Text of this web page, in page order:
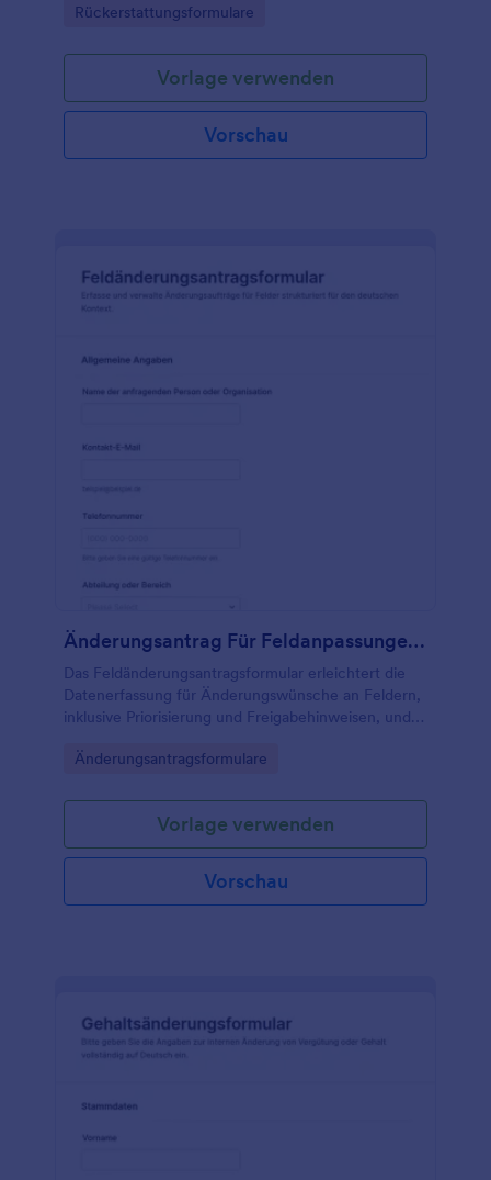
und Vertrieb in einem klaren Prozess mit Jotform.
Go to Category:
Rückerstattungsformulare
Vorlage verwenden
Vorschau
Änderungsantrag Für Feldanpassungen Formular
Das Feldänderungsantragsformular erleichtert die
Datenerfassung für Änderungswünsche an Feldern,
inklusive Priorisierung und Freigabehinweisen, und
Prozessverantwortliche in Organisationen.
Go to Category:
Änderungsantragsformulare
Vorlage verwenden
Vorschau